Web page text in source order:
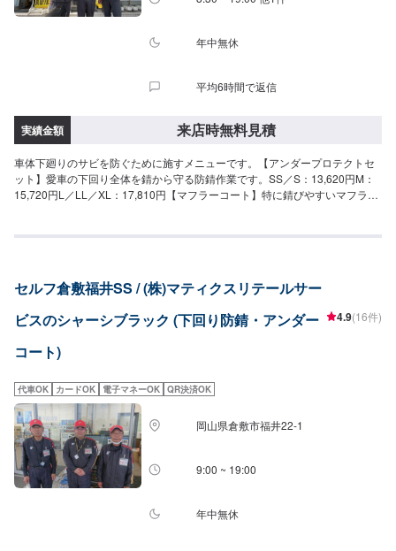
年中無休
平均6時間で返信
実績金額 来店時無料見積
車体下廻りのサビを防ぐために施すメニューです。【アンダープロテクトセ
ット】愛車の下回り全体を錆から守る防錆作業です。SS／S：13,620円M：
15,720円L／LL／XL：17,810円【マフラーコート】特に錆びやすいマフラー
セルフ倉敷福井SS / (株)マティクスリテールサー
ビスのシャーシブラック (下回り防錆・アンダー
コート)
4.9(16件)
代車OK カードOK 電子マネーOK QR決済OK
岡山県倉敷市福井22-1
9:00 ~ 19:00
年中無休